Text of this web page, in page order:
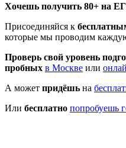
Хочешь получить 80+ на
Присоединяйся к
которые мы проводим
Проверь свой уровень
пробных в Москве или
А может придёшь на
Или бесплатно попробуешь